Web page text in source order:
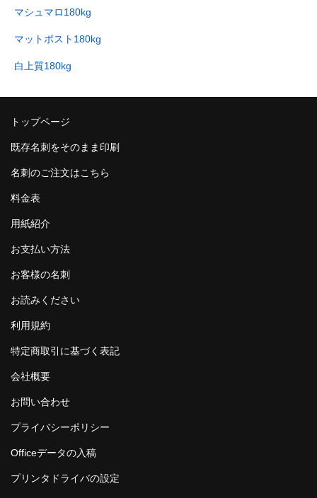
マシュマロ180kg
マットポスト180kg
白上質180kg
トップページ
既存名刺をそのまま印刷
名刺のご注文はこちら
料金表
用紙紹介
お支払い方法
お客様の名刺
お読みください
利用規約
特定商取引に基づく表記
会社概要
お問い合わせ
プライバシーポリシー
Officeデータの入稿
プリンタドライバの設定